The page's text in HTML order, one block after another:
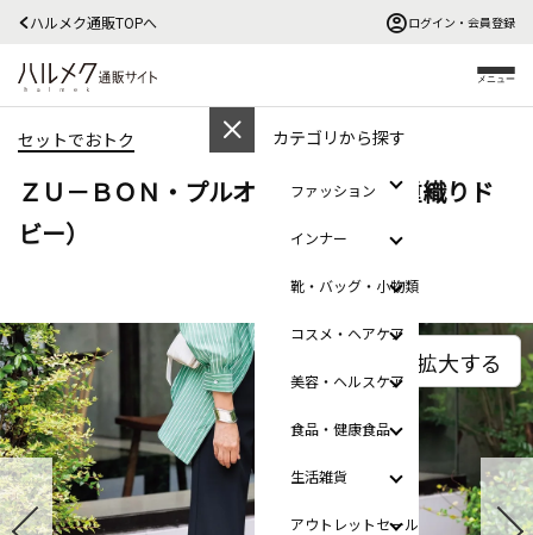
ハルメク通販TOPへ ログイン・会員登録
メニュー
カテゴリから探す
ファッション
インナー
靴・バッグ・小物類
コスメ・ヘアケア
美容・ヘルスケア
食品・健康食品
生活雑貨
アウトレットセール
セットでおトク
ＺＵ－ＢＯＮ・プルオンワイド（二重織りド
ビー）
拡大する